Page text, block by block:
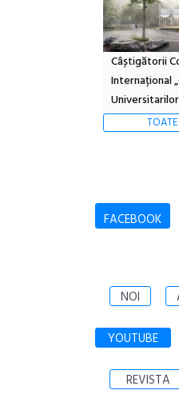
Câștigătorii
Internațional
FACEBOOK
NOI
YOUTUBE
REVISTA